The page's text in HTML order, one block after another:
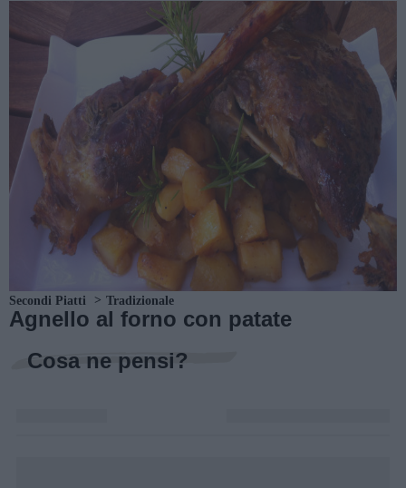
Secondi Piatti Tradizionale
Agnello al forno con patate
Cosa ne pensi?